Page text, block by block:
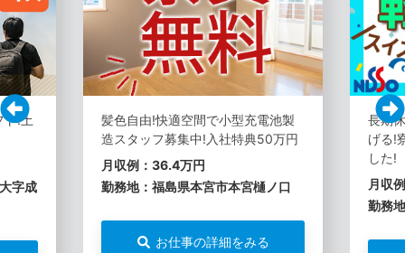
ト!土
字成
髪色自由!快適空間で小型充電池製
造スタッフ募集中!入社特典50万円
月収例：36.4万円
勤務地：福島県本宮市本宮樋ノ口
お仕事の詳細をみる
長期
げる!
した!
月収
勤務